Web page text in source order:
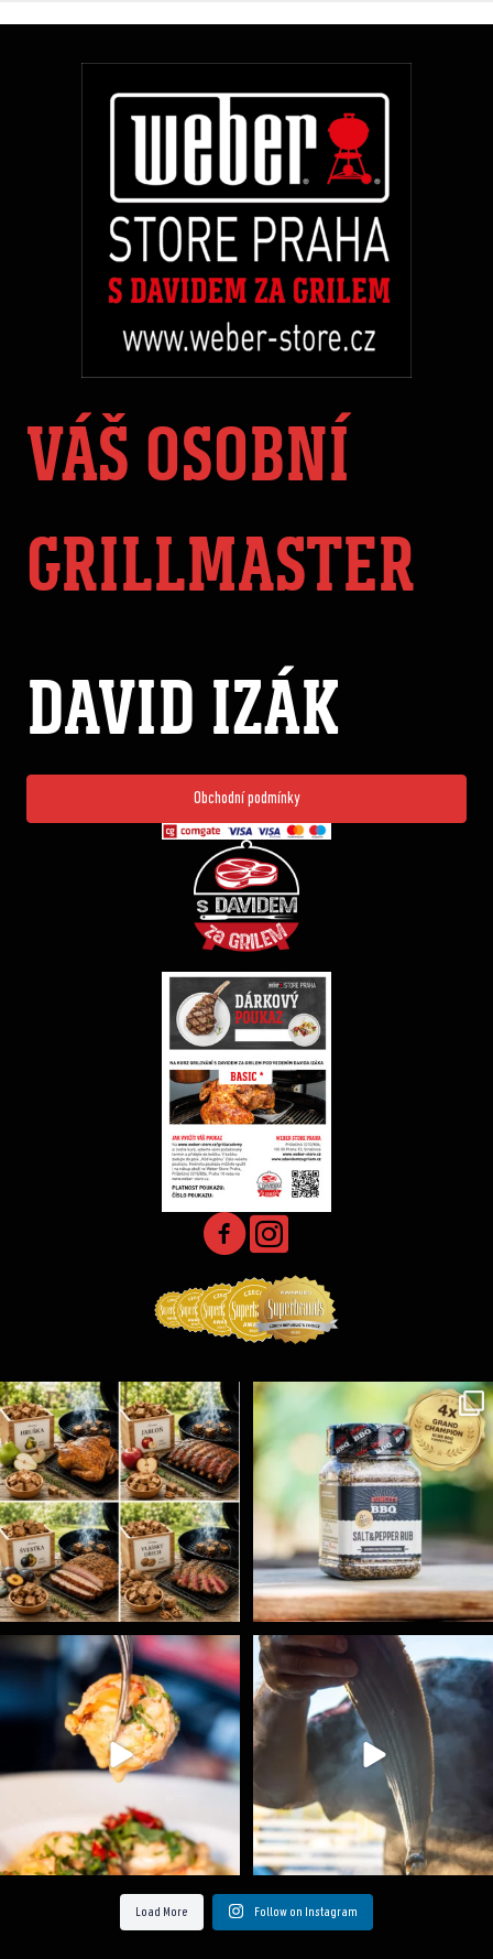
VÁŠ OSOBNÍ
GRILLMASTER
DAVID IZÁK
Obchodní podmínky
Udící špalíky - BORN TO SMOKE - různé druhy k...
1 0
Koření Suncity – autentická BBQ chuť u vás doma!...
1 0
Spoustu podobných triků, které vám usnadní nejenom ...
9 0
Ryba na grilu je opravdu rychlá, a stejně tak
Load More Follow on Instagram